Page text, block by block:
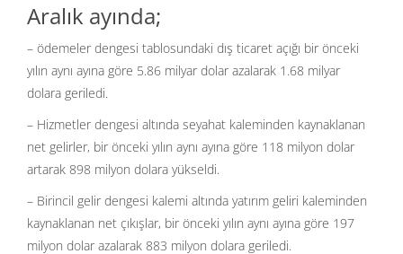
Aralık ayında;
– ödemeler dengesi tablosundaki dış ticaret açığı bir önceki
yılın aynı ayına göre 5.86 milyar dolar azalarak 1.68 milyar
dolara geriledi.
– Hizmetler dengesi altında seyahat kaleminden kaynaklanan
net gelirler, bir önceki yılın aynı ayına göre 118 milyon dolar
artarak 898 milyon dolara yükseldi.
– Birincil gelir dengesi kalemi altında yatırım geliri kaleminden
kaynaklanan net çıkışlar, bir önceki yılın aynı ayına göre 197
milyon dolar azalarak 883 milyon dolara geriledi.